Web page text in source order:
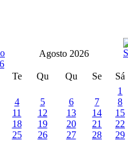
Agosto 2026
Te Qu Qu Se Sá
1
4 5 6 7 8
11 12 13 14 15
18 19 20 21 22
25 26 27 28 29